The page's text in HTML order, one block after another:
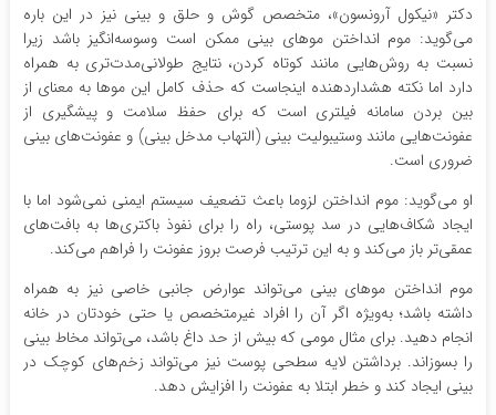
دکتر «نیکول آرونسون»، متخصص گوش و حلق و بینی نیز در این باره
می‌گوید: موم انداختن موهای بینی ممکن است وسوسه‌انگیز باشد زیرا
نسبت به روش‌هایی مانند کوتاه کردن، نتایج طولانی‌مدت‌تری به همراه
دارد اما نکته هشداردهنده اینجاست که حذف کامل این موها به‌ معنای از
بین بردن سامانه فیلتری است که برای حفظ سلامت و پیشگیری از
عفونت‌هایی مانند وستیبولیت بینی (التهاب مدخل بینی) و عفونت‌های بینی
ضروری است.
او می‌گوید: موم انداختن لزوما باعث تضعیف سیستم ایمنی نمی‌شود اما با
ایجاد شکاف‌هایی در سد پوستی، راه را برای نفوذ باکتری‌ها به بافت‌های
عمقی‌تر باز می‌کند و به این ترتیب فرصت بروز عفونت را فراهم می‌کند.
موم انداختن موهای بینی می‌تواند عوارض جانبی خاصی نیز به همراه
داشته باشد؛ به‌ویژه اگر آن را افراد غیرمتخصص یا حتی خودتان در خانه
انجام دهید. برای مثال مومی که بیش از حد داغ باشد، می‌تواند مخاط بینی
را بسوزاند. برداشتن لایه سطحی پوست نیز می‌تواند زخم‌های کوچک در
بینی ایجاد کند و خطر ابتلا به عفونت را افزایش دهد.